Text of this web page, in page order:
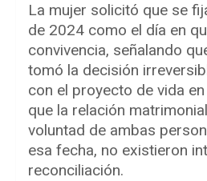
La mujer solicitó que se
de 2024 como el día en
convivencia, señalando
tomó la decisión
con el proyecto de vida
que la relación
voluntad de ambas
esa fecha, no existieron
reconciliación.